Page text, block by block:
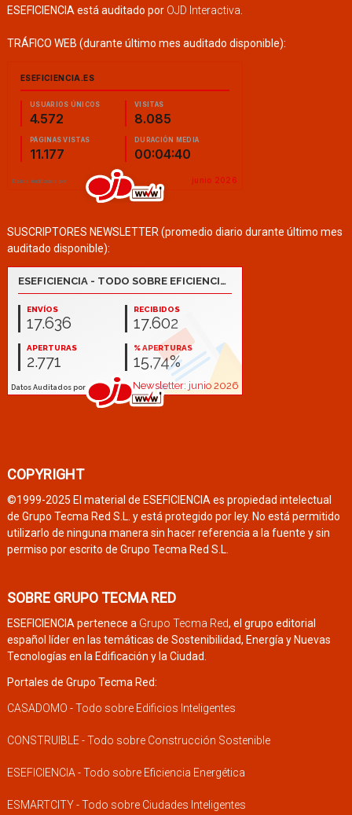
ESEFICIENCIA está auditado por OJD Interactiva
TRÁFICO WEB (durante último mes auditado disponible):
SUSCRIPTORES NEWSLETTER (promedio diario durante último mes
auditado disponible):
COPYRIGHT
©1999-2025 El material de ESEFICIENCIA es propiedad intelectual
de Grupo Tecma Red S.L. y está protegido por ley. No está permitido
utilizarlo de ninguna manera sin hacer referencia a la fuente y sin
permiso por escrito de Grupo Tecma Red S.L.
SOBRE GRUPO TECMA RED
ESEFICIENCIA pertenece a Grupo Tecma Red, el grupo editorial
español líder en las temáticas de Sostenibilidad, Energía y Nuevas
Tecnologías en la Edificación y la Ciudad.
Portales de Grupo Tecma Red:
CASADOMO - Todo sobre Edificios Inteligentes
CONSTRUIBLE - Todo sobre Construcción Sostenible
ESEFICIENCIA - Todo sobre Eficiencia Energética
ESMARTCITY - Todo sobre Ciudades Inteligentes